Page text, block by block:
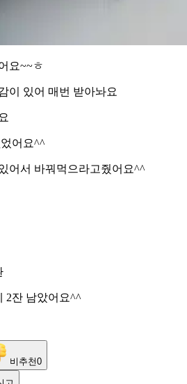
요~~ㅎ
이 있어 매번 받아놔요
어요^^
어서 바꿔먹으라고줬어요^^
2잔 남았어요^^
비추천0